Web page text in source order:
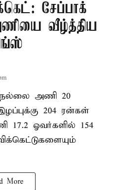
சேப்பாக்
வீழ்த்திய
அணி 20
204 ரன்கள்
17.2 ஓவர்களில் 154
More